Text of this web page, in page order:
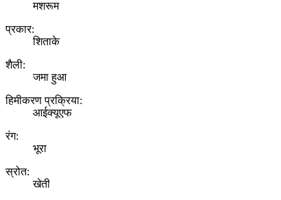
मशरूम
प्रकार:
शिताके
शैली:
जमा हुआ
हिमीकरण प्रक्रिया:
आईक्यूएफ
रंग:
भूरा
स्रोत:
खेती